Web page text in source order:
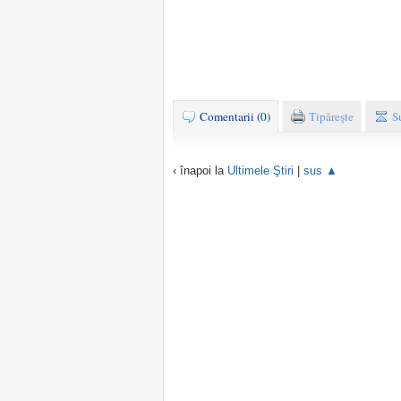
Comentarii (0) Tipăreşte
‹ înapoi la Ultimele Ştiri sus ▲